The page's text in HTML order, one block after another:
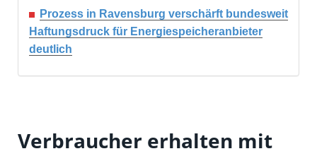
Prozess in Ravensburg verschärft bundesweit
Haftungsdruck für Energiespeicheranbieter
deutlich
Verbraucher erhalten mit